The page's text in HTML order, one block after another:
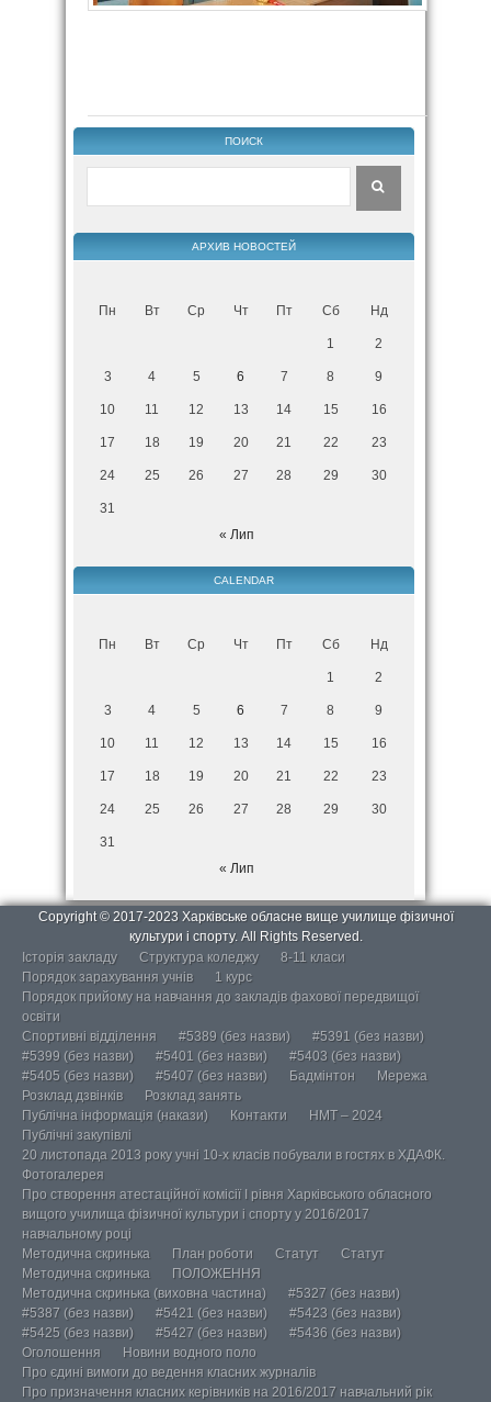
ПОИСК
АРХИВ НОВОСТЕЙ
Пн Вт Ср Чт Пт Сб Нд
1 2
3 4 5 6 7 8 9
10 11 12 13 14 15 16
17 18 19 20 21 22 23
24 25 26 27 28 29 30
31
« Лип
CALENDAR
Пн Вт Ср Чт Пт Сб Нд
1 2
3 4 5 6 7 8 9
10 11 12 13 14 15 16
17 18 19 20 21 22 23
24 25 26 27 28 29 30
31
« Лип
Copyright © 2017-2023 Харківське обласне вище училище фізичної
культури і спорту. All Rights Reserved.
Історія закладу
Структура коледжу
8-11 класи
Порядок зарахування учнів
1 курс
Порядок прийому на навчання до закладів фахової передвищої
освіти
Спортивні відділення
#5389 (без назви)
#5391 (без назви)
#5399 (без назви)
#5401 (без назви)
#5403 (без назви)
#5405 (без назви)
#5407 (без назви) Бадмінтон
Мережа
Розклад дзвінків
Розклад занять
Публічна інформація (накази)
Контакти
НМТ – 2024
Публічні закупівлі
20 листопада 2013 року учні 10-х класів побували в гостях в ХДАФК.
Фотогалерея
Про створення атестаційної комісії І рівня Харківського обласного
вищого училища фізичної культури і спорту у 2016/2017
навчальному році
Методична скринька
План роботи Статут
Статут
Методична скринька
ПОЛОЖЕННЯ
Методична скринька (виховна частина)
#5327 (без назви)
#5387 (без назви)
#5421 (без назви)
#5423 (без назви)
#5425 (без назви)
#5427 (без назви)
#5436 (без назви)
Оголошення
Новини водного поло
Про єдині вимоги до ведення класних журналів
Про призначення класних керівників на 2016/2017 навчальний рік